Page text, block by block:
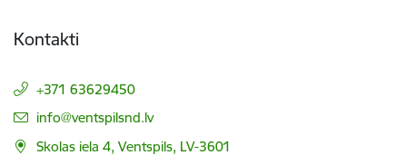
Kontakti
+371 63629450
E-pasts:
info@ventspilsnd.lv
Skolas iela 4, Ventspils, LV-3601